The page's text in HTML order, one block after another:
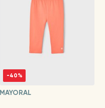
-40%
MAYORAL